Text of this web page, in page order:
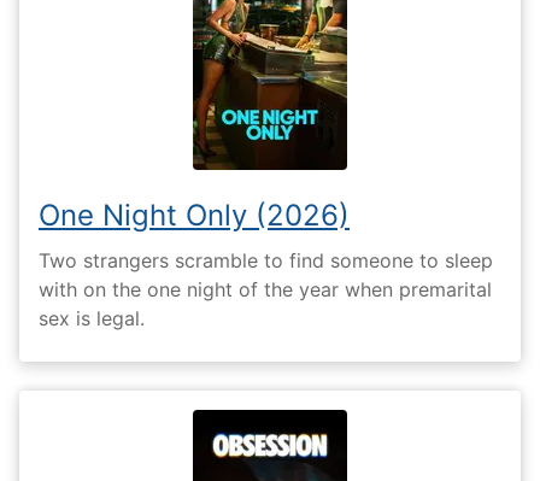
One Night Only (2026)
Two strangers scramble to find someone to sleep
with on the one night of the year when premarital
sex is legal.